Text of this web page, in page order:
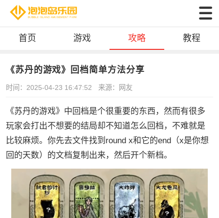
首页 游戏 攻略 教程
《苏丹的游戏》回档简单方法分享
时间：2025-04-23 16:47:52 来源：网友
《苏丹的游戏》中回档是个很重要的东西，然而有很多
玩家会打出不想要的结局却不知道怎么回档，不难就是
比较麻烦。你先去文件找到round x和它的end（x是你想
回的天数）的文档复制出来，然后开个新档。